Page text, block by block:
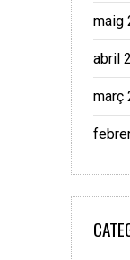
maig
abril
març